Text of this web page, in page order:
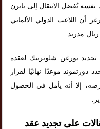
يُفضل الانتقال إلى بايرن
أن اللاعب الدولي الألماني
ريال مدريد.
يورغن شلوتربيك لعقده
وبينما لم يُحدد دورتموند موعدًا نهائيًا لقرار
إلا أنه يأمل في الحصول
على تجديد عقد